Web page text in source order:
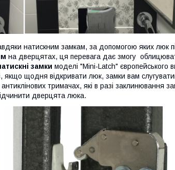
натискним замкам, за допомогою яких люк
на дверцятах, ця перевага дає змогу
замки моделі "Mini-Latch" європейського
якщо щодня відкривати люк, замки вам
тримачах, які в разі заклинювання
дверцята люка.